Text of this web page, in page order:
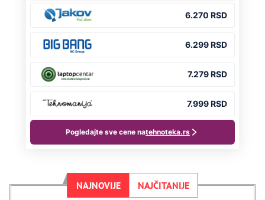
NAJNOVIJE NAJČITANIJE